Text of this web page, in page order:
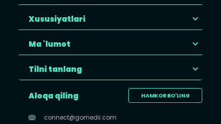
Xususiyatlari
Ma `lumot
Tilni tanlang
HAMKOR BO'LING
Aloqa qiling
connect@gomedii.com